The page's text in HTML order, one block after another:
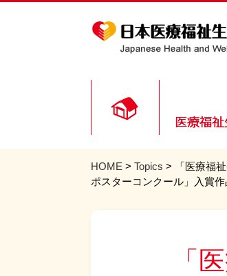
HOME > Topics > 「医療福
ポスターコンクール」入賞
「